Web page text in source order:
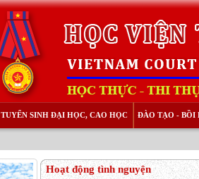
TUYỂN SINH ĐẠI HỌC, CAO HỌC ĐÀO TẠO - BỒI
Hoạt động tình nguyện